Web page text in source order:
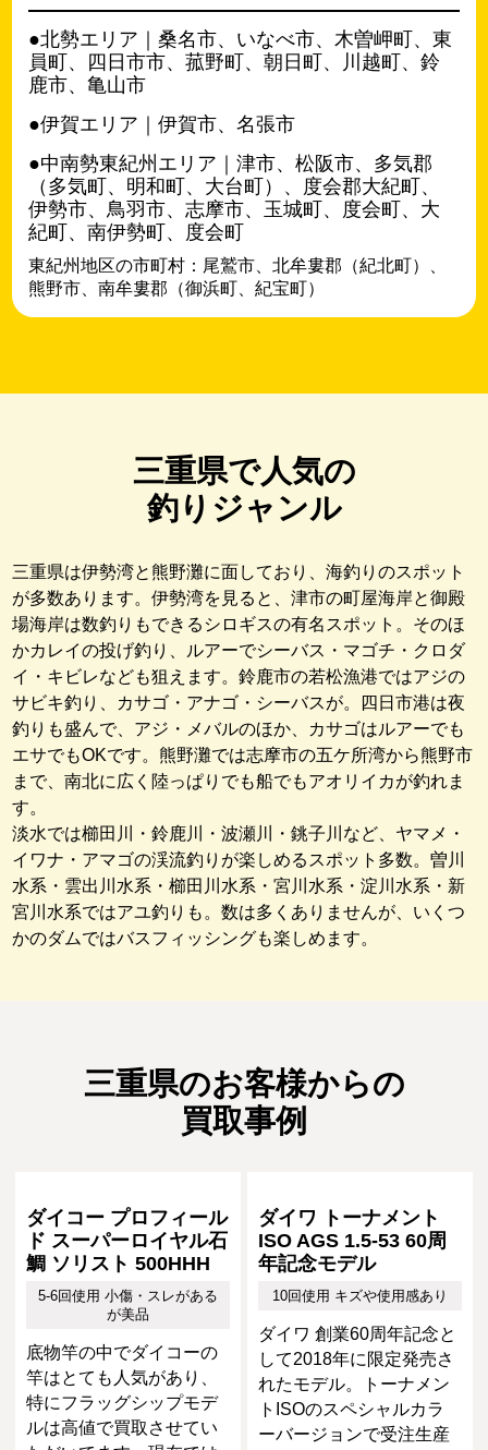
●北勢エリア｜桑名市、いなべ市、木曽岬町、東
員町、四日市市、菰野町、朝日町、川越町、鈴
鹿市、亀山市
●伊賀エリア｜伊賀市、名張市
●中南勢東紀州エリア｜津市、松阪市、多気郡
（多気町、明和町、大台町）、度会郡大紀町、
伊勢市、鳥羽市、志摩市、玉城町、度会町、大
紀町、南伊勢町、度会町
東紀州地区の市町村：尾鷲市、北牟婁郡（紀北町）、
熊野市、南牟婁郡（御浜町、紀宝町）
三重県で人気の
釣りジャンル
三重県は伊勢湾と熊野灘に面しており、海釣りのスポット
が多数あります。伊勢湾を見ると、津市の町屋海岸と御殿
場海岸は数釣りもできるシロギスの有名スポット。そのほ
かカレイの投げ釣り、ルアーでシーバス・マゴチ・クロダ
イ・キビレなども狙えます。鈴鹿市の若松漁港ではアジの
サビキ釣り、カサゴ・アナゴ・シーバスが。四日市港は夜
釣りも盛んで、アジ・メバルのほか、カサゴはルアーでも
エサでもOKです。熊野灘では志摩市の五ケ所湾から熊野市
まで、南北に広く陸っぱりでも船でもアオリイカが釣れま
す。
淡水では櫛田川・鈴鹿川・波瀬川・銚子川など、ヤマメ・
イワナ・アマゴの渓流釣りが楽しめるスポット多数。曽川
水系・雲出川水系・櫛田川水系・宮川水系・淀川水系・新
宮川水系ではアユ釣りも。数は多くありませんが、いくつ
かのダムではバスフィッシングも楽しめます。
三重県のお客様からの
買取事例
ダイコー プロフィール
ド スーパーロイヤル石
鯛 ソリスト 500HHH
5-6回使用 小傷・スレがある
が美品
底物竿の中でダイコーの
竿はとても人気があり、
特にフラッグシップモデ
ルは高値で買取させてい
ダイワ トーナメント
ISO AGS 1.5-53 60周
年記念モデル
10回使用 キズや使用感あり
ダイワ 創業60周年記念と
して2018年に限定発売さ
れたモデル。トーナメン
トISOのスペシャルカラ
ーバージョンで受注生産